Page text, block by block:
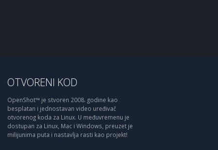
OTVORENI KOD
OpenShot™ je stvoren 2008. godine kao
besplatan i jednostavan video uređivač
otvorenog koda za Linux. U međuvremenu je
dostupan za Linux, Mac i Windows, preuzet je
milijunima puta i nastavlja rasti kao projekt!